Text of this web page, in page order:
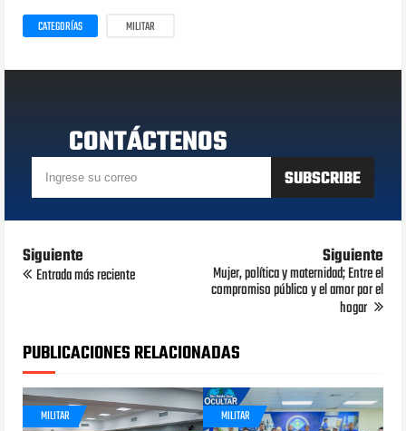
CATEGORÍAS MILITAR
CONTÁCTENOS
Siguiente
Entrada más reciente
Siguiente
Mujer, política y maternidad; Entre el
compromiso público y el amor por el
hogar
PUBLICACIONES RELACIONADAS
MILITAR MILITAR